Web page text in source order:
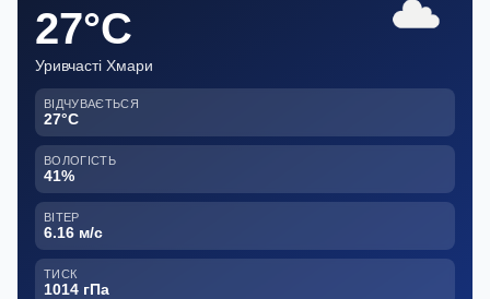
27°C
Уривчасті Хмари
ВІДЧУВАЄТЬСЯ
27°C
ВОЛОГІСТЬ
41%
ВІТЕР
6.16 м/с
ТИСК
1014 гПа